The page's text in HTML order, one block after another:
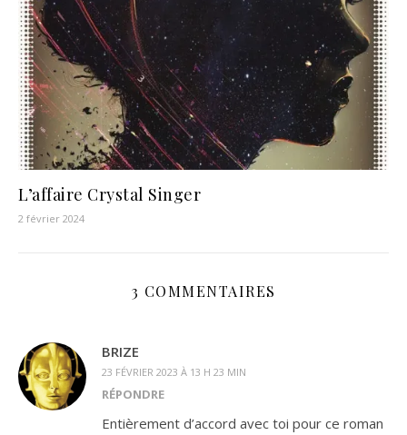
L’affaire Crystal Singer
2 février 2024
3 COMMENTAIRES
BRIZE
23 FÉVRIER 2023 À 13 H 23 MIN
RÉPONDRE
Entièrement d’accord avec toi pour ce roman